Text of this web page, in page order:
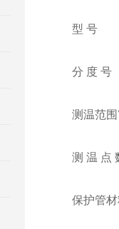
型 号
分 度 号
测温范
测 温 点
保护管